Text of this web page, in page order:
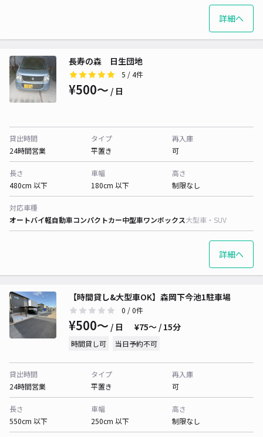
詳細へ
長寿の森 日生団地
5 / 4件
¥500〜 / 日
貸出時間
24時間営業
タイプ
平置き
再入庫
可
長さ
480cm 以下
車幅
180cm 以下
高さ
制限なし
対応車種
オートバイ軽自動車コンパクトカー中型車ワンボックス大型車・SUV
詳細へ
【時間貸し&大型車OK】森岡下今池1駐車場
0 / 0件
¥500〜 / 日 ¥75〜 / 15分
時間貸し可 当日予約不可
貸出時間
24時間営業
タイプ
平置き
再入庫
可
長さ
550cm 以下
車幅
250cm 以下
高さ
制限なし